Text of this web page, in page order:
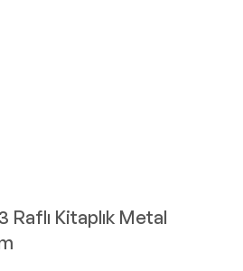
Raflı Kitaplık Metal